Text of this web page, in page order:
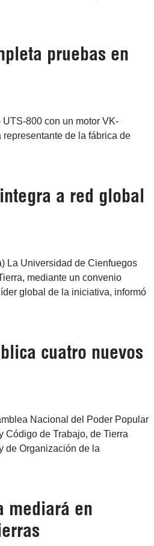
pruebas en
800 con un motor VK-
de la fábrica de
a red global
La Universidad de Cienfuegos
mediante un convenio
global de la iniciativa, informó
cuatro nuevos
Nacional del Poder Popular
Código de Trabajo, de Tierra
de Organización de la
mediará en